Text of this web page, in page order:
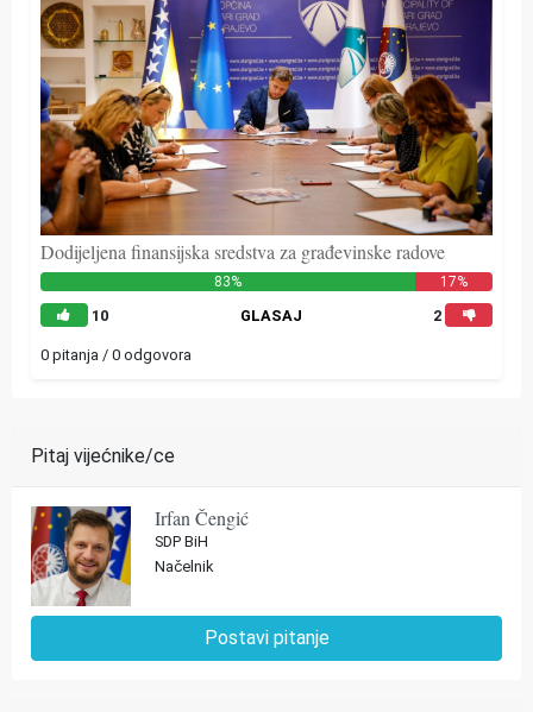
Dodijeljena finansijska sredstva za građevinske radove
83% 17%
10 GLASAJ 2
0 pitanja / 0 odgovora
Pitaj vijećnike/ce
Irfan Čengić
SDP BiH
Načelnik
Postavi pitanje